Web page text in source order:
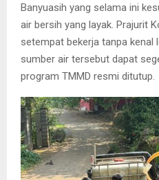
Banyuasih yang selama ini
air bersih yang layak. Prajurit
setempat bekerja tanpa kenal
sumber air tersebut dapat
program TMMD resmi ditutup.